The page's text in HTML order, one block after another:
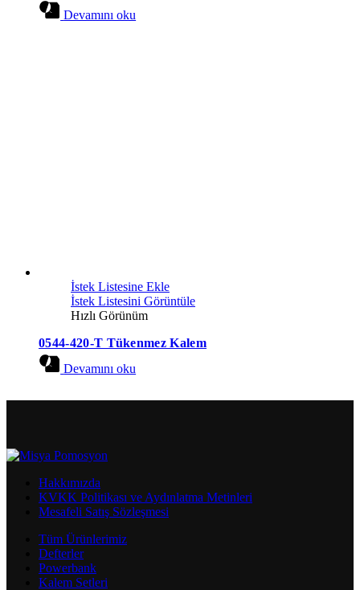
Devamını oku
İstek Listesine Ekle
İstek Listesini Görüntüle
Hızlı Görünüm
0544-420-T Tükenmez Kalem
Devamını oku
Hakkımızda
KVKK Politikası ve Aydınlatma Metinleri
Mesafeli Satış Sözleşmesi
Tüm Ürünlerimiz
Defterler
Powerbank
Kalem Setleri